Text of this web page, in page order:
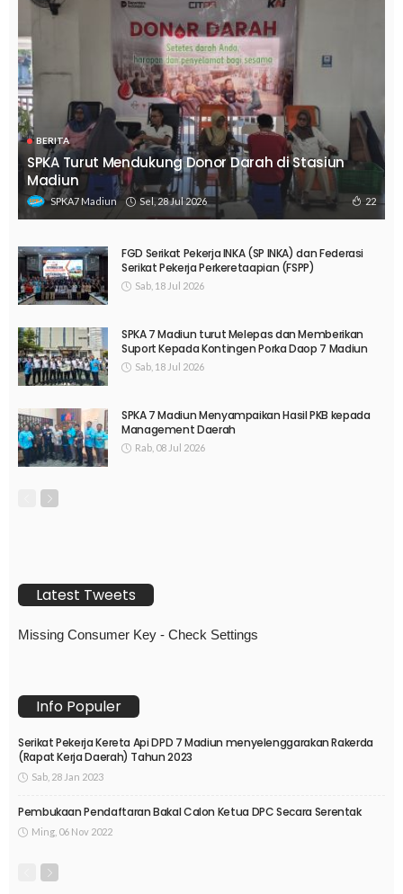
BERITA
SPKA Turut Mendukung Donor Darah di Stasiun
Madiun
SPKA7 Madiun Sel, 28 Jul 2026 22
FGD Serikat Pekerja INKA (SP INKA) dan Federasi
Serikat Pekerja Perkeretaapian (FSPP)
Sab, 18 Jul 2026
SPKA 7 Madiun turut Melepas dan Memberikan
Suport Kepada Kontingen Porka Daop 7 Madiun
Sab, 18 Jul 2026
SPKA 7 Madiun Menyampaikan Hasil PKB kepada
Management Daerah
Rab, 08 Jul 2026
Latest Tweets
Missing Consumer Key - Check Settings
Info Populer
Serikat Pekerja Kereta Api DPD 7 Madiun menyelenggarakan Rakerda
(Rapat Kerja Daerah) Tahun 2023
Sab, 28 Jan 2023
Pembukaan Pendaftaran Bakal Calon Ketua DPC Secara Serentak
Ming, 06 Nov 2022